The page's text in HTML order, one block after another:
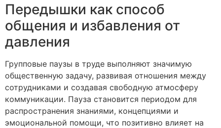
Передышки как способ
общения и избавления от
давления
Групповые паузы в труде выполняют значимую
общественную задачу, развивая отношения между
сотрудниками и создавая свободную атмосферу
коммуникации. Пауза становится периодом для
распространения знаниями, концепциями и
эмоциональной помощи, что позитивно влияет на